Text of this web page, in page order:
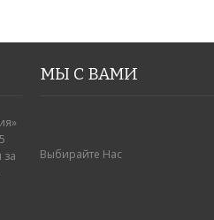
за
МЫ С ВАМИ
Выбирайте Нас